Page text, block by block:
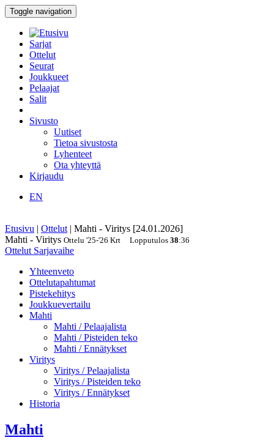
Toggle navigation
Sarjat
Ottelut
Seurat
Joukkueet
Pelaajat
Salit
Sivusto
Uutiset
Tietoa sivustosta
Lyhenteet
Ota yhteyttä
Kirjaudu
EN
Etusivu | Ottelut | Mahti - Viritys [24.01.2026]
Mahti - Viritys Ottelu '25-'26 Krt Lopputulos 38:36
Ottelut Sarjavaihe
Yhteenveto
Ottelutapahtumat
Pistekehitys
Joukkuevertailu
Mahti
Mahti /Pelaajalista
Mahti /Pisteiden teko
Mahti /Ennätykset
Viritys
Viritys /Pelaajalista
Viritys /Pisteiden teko
Viritys /Ennätykset
Historia
Mahti